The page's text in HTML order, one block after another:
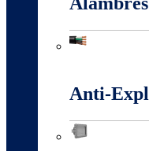
Anti-